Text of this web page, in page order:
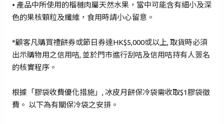
登入
成為 Cake Easy 會員
• 產品中所使用的榴槤肉屬天然水果，當中可能含有細小及深
色的果核顆粒及纖維，食用時請小心留意。
*顧客凡購買禮餅券或節日券達HK$5,000或以上, 取貨時必須
出示購物用之信用咭, 並於門市進行刮咭及信用咭持有人簽名
的核實程序。
根據「膠袋收費優化措施」, 冰皮月餅保冷袋需收取$1膠袋徵
費。 以下為有關保冷袋之安排。